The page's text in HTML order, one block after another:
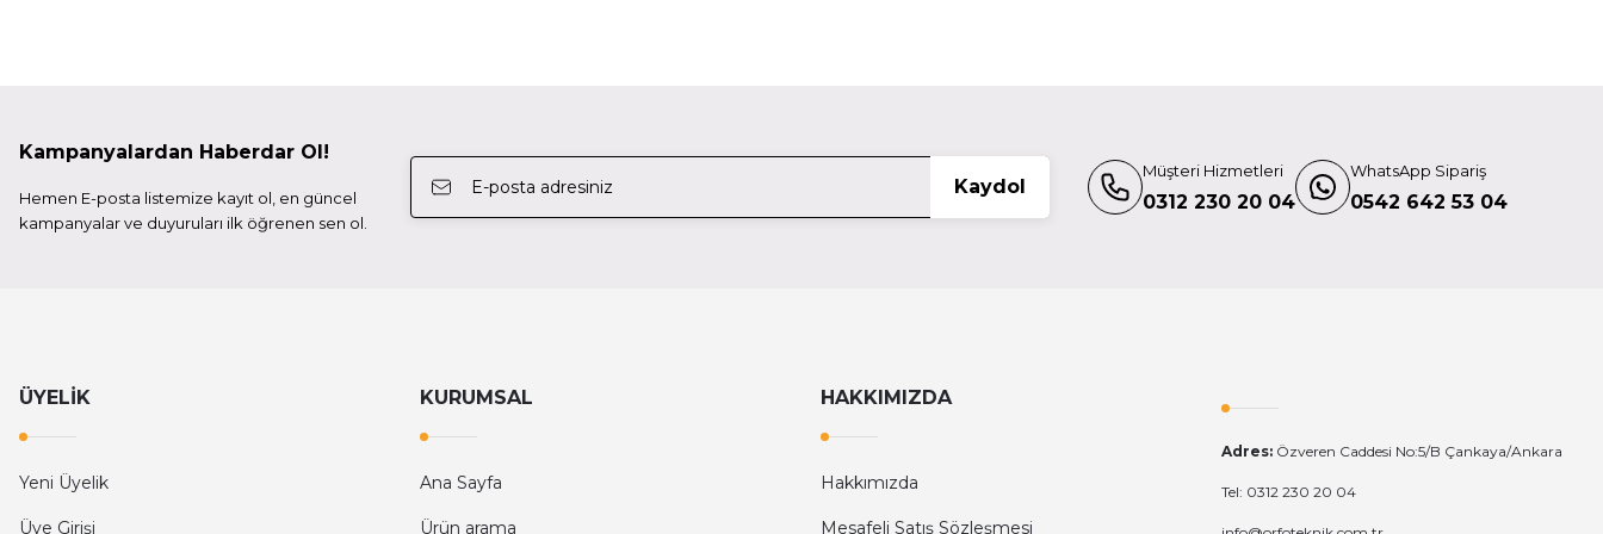
Laowa
LAOWA 25MM F/2.8 ULTRA MACRO 5X LENS NIKON F
Laowa
Laowa 100Mm F/2.8 2X Ultra Macro Apo Lens -Nikon F
Laowa 100Mm F/2.8 2X Ultra Macro Pro -Canon Ef Manuel
Viltrox Af 50Mm F1.8 Fe Lens Sony Full Frame
10.000,00 TL
Kampanyalardan Haberdar Ol!
Hemen E-posta listemize kayıt ol, en güncel
kampanyalar ve duyuruları ilk öğrenen sen ol.
Kaydol
Müşteri Hizmetleri
0312 230 20 04
WhatsApp Sipariş
0542 642 53 04
ÜYELİK
Yeni Üyelik
Üye Girişi
KURUMSAL
Ana Sayfa
Ürün arama
HAKKIMIZDA
Hakkımızda
Mesafeli Satış Sözleşmesi
Adres: Özveren Caddesi No:5/B Çankaya/Ankara
Tel: 0312 230 20 04